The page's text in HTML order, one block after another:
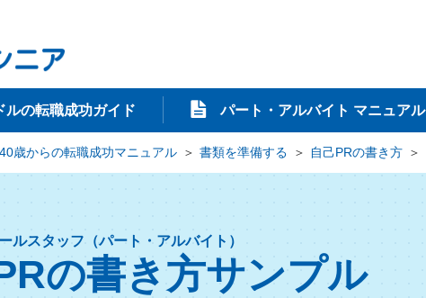
ルの転職成功ガイド パート・アルバイト マニュアル
40歳からの転職成功マニュアル 書類を準備する 自己PRの書き方
ルスタッフ（パート・アルバイト）
の書き方サンプル